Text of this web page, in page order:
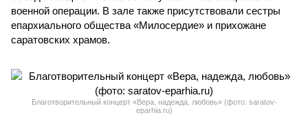
военной операции. В зале также присутствовали сестры
епархиального общества «Милосердие» и прихожане
саратовских храмов.
Благотворительный концерт «Вера, надежда, любовь» (фото: saratov-
eparhia.ru)